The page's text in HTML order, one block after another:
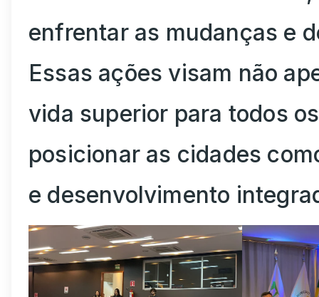
enfrentar as mudanças e
Essas ações visam não
vida superior para todos
posicionar as cidades
e desenvolvimento